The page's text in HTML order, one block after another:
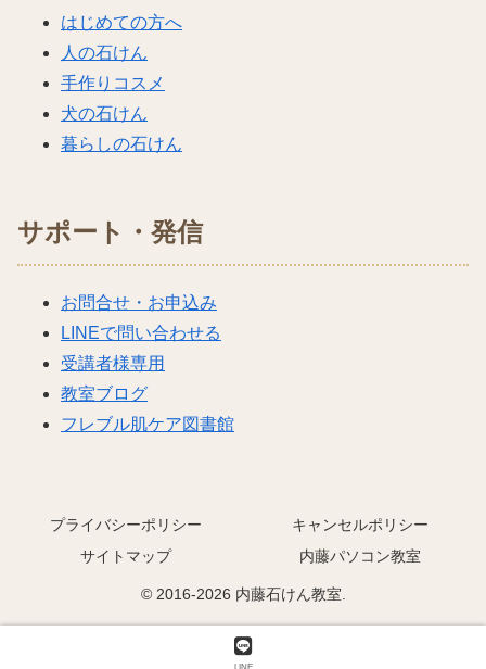
はじめての方へ
人の石けん
手作りコスメ
犬の石けん
暮らしの石けん
サポート・発信
お問合せ・お申込み
LINEで問い合わせる
受講者様専用
教室ブログ
フレブル肌ケア図書館
プライバシーポリシー
キャンセルポリシー
サイトマップ
内藤パソコン教室
© 2016-2026 内藤石けん教室.
LINE